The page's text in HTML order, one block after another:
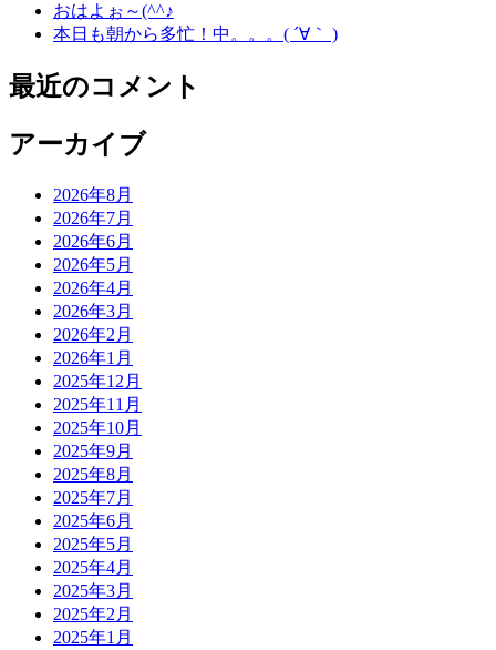
おはよぉ～(^^♪
本日も朝から多忙！中。。。( ´∀｀ )
最近のコメント
アーカイブ
2026年8月
2026年7月
2026年6月
2026年5月
2026年4月
2026年3月
2026年2月
2026年1月
2025年12月
2025年11月
2025年10月
2025年9月
2025年8月
2025年7月
2025年6月
2025年5月
2025年4月
2025年3月
2025年2月
2025年1月